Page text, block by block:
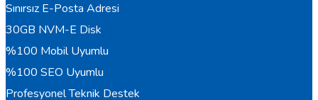
Sınırsız E-Posta Adresi
30GB NVM-E Disk
%100 Mobil Uyumlu
%100 SEO Uyumlu
Profesyonel Teknik Destek